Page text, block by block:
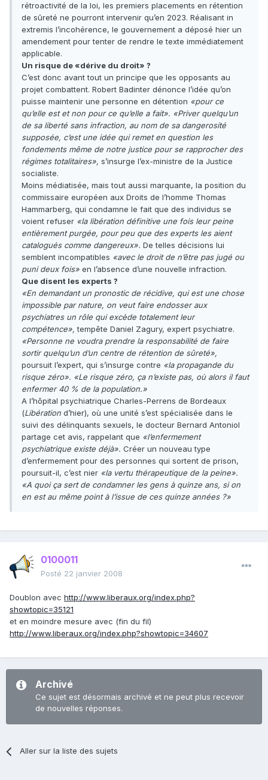
rétroactivité de la loi, les premiers placements en rétention
de sûreté ne pourront intervenir qu’en 2023. Réalisant in
extremis l’incohérence, le gouvernement a déposé hier un
amendement pour tenter de rendre le texte immédiatement
applicable.
Un risque de «dérive du droit» ?
C’est donc avant tout un principe que les opposants au
projet combattent. Robert Badinter dénonce l’idée qu’on
puisse maintenir une personne en détention «pour ce
qu’elle est et non pour ce qu’elle a fait». «Priver quelqu’un
de sa liberté sans infraction, au nom de sa dangerosité
supposée, c’est une idée qui remet en question les
fondements même de notre justice pour se rapprocher des
régimes totalitaires», s’insurge l’ex-ministre de la Justice
socialiste.
Moins médiatisée, mais tout aussi marquante, la position du
commissaire européen aux Droits de l’homme Thomas
Hammarberg, qui condamne le fait que des individus se
voient refuser «la libération définitive une fois leur peine
entièrement purgée, pour peu que des experts les aient
catalogués comme dangereux». De telles décisions lui
semblent incompatibles «avec le droit de n’être pas jugé ou
puni deux fois» en l’absence d’une nouvelle infraction.
Que disent les experts ?
«En demandant un pronostic de récidive, qui est une chose
impossible par nature, on veut faire endosser aux
psychiatres un rôle qui excède totalement leur
compétence», tempête Daniel Zagury, expert psychiatre.
«Personne ne voudra prendre la responsabilité de faire
sortir quelqu’un d’un centre de rétention de sûreté»,
poursuit l’expert, qui s’insurge contre «la propagande du
risque zéro». «Le risque zéro, ça n’existe pas, où alors il faut
enfermer 40 % de la population.»
A l’hôpital psychiatrique Charles-Perrens de Bordeaux
(Libération d’hier), où une unité s’est spécialisée dans le
suivi des délinquants sexuels, le docteur Bernard Antoniol
partage cet avis, rappelant que «l’enfermement
psychiatrique existe déjà». Créer un nouveau type
d’enfermement pour des personnes qui sortent de prison,
poursuit-il, c’est nier «la vertu thérapeutique de la peine».
«A quoi ça sert de condamner les gens à quinze ans, si on
en est au même point à l’issue de ces quinze années ?»
0100011
Posté 22 janvier 2008
Doublon avec http://www.liberaux.org/index.php?
showtopic=35121
et en moindre mesure avec (fin du fil)
http://www.liberaux.org/index.php?showtopic=34607
Archivé
Ce sujet est désormais archivé et ne peut plus recevoir
de nouvelles réponses.
Aller sur la liste des sujets